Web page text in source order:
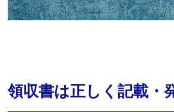
領収書は正しく記載・